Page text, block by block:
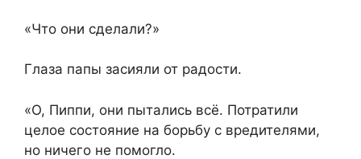
«Что они сделали?»
Глаза папы засияли от радости.
«О, Пиппи, они пытались всё. Потратили
целое состояние на борьбу с вредителями,
но ничего не помогло.